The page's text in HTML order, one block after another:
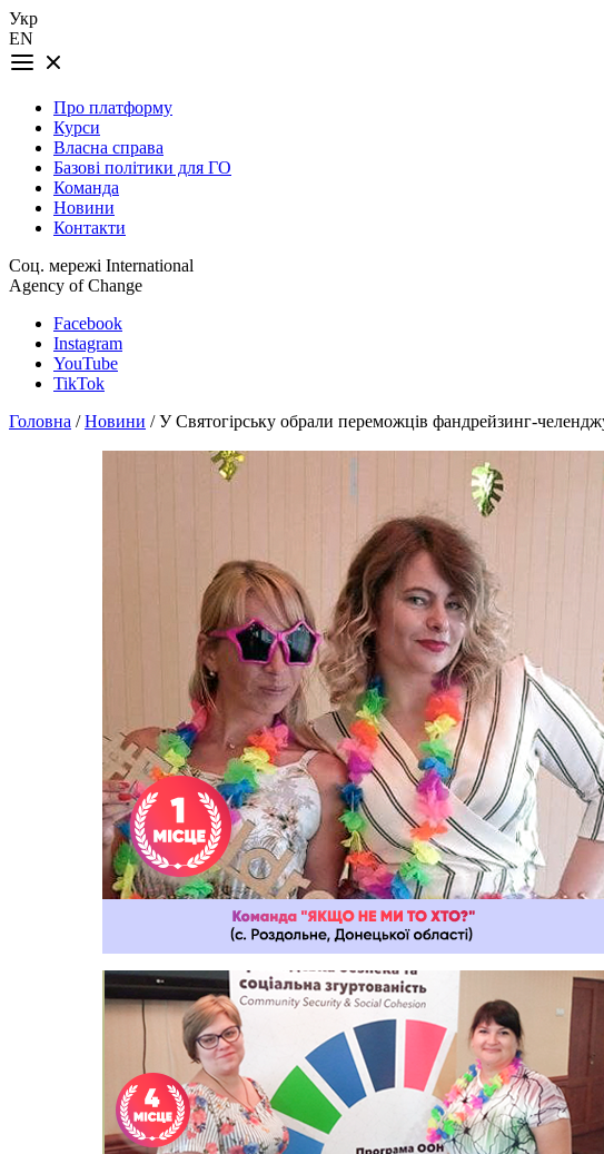
Укр
EN
Про платформу
Курси
Власна справа
Базові політики для ГО
Команда
Новини
Контакти
Соц. мережі International
Agency of Change
Facebook
Instagram
YouTube
TikTok
Головна /Новини / У Святогірську обрали переможців фандрейзинг-